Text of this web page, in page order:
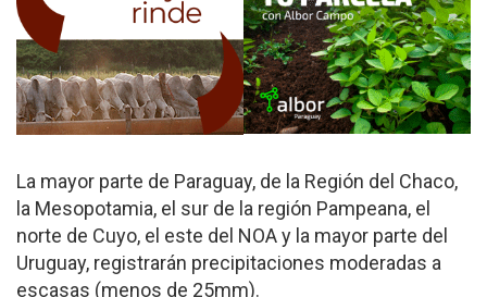
La mayor parte de Paraguay, de la Región del Chaco,
la Mesopotamia, el sur de la región Pampeana, el
norte de Cuyo, el este del NOA y la mayor parte del
Uruguay, registrarán precipitaciones moderadas a
escasas (menos de 25mm).